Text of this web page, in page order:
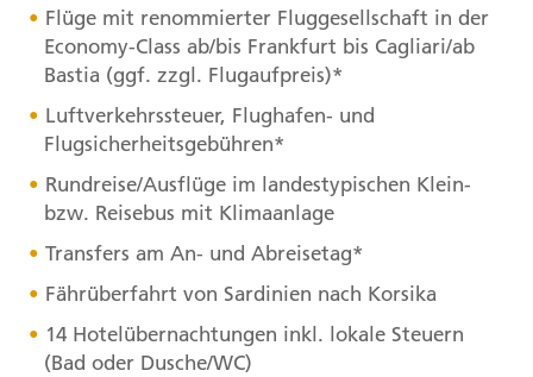
Flüge mit renommierter Fluggesellschaft in der
Economy-Class ab/bis Frankfurt bis Cagliari/ab
Bastia (ggf. zzgl. Flugaufpreis)*
Luftverkehrssteuer, Flughafen- und
Flugsicherheitsgebühren*
Rundreise/Ausflüge im landestypischen Klein-
bzw. Reisebus mit Klimaanlage
Transfers am An- und Abreisetag*
Fährüberfahrt von Sardinien nach Korsika
14 Hotelübernachtungen inkl. lokale Steuern
(Bad oder Dusche/WC)